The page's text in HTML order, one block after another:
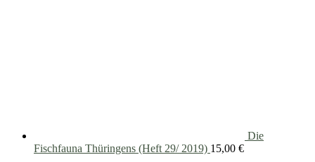
Die
Fischfauna Thüringens (Heft 29/ 2019) 15,00 €